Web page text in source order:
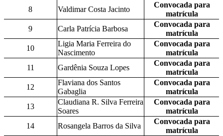
8
Valdimar Costa Jacinto
Convocada para
matrícula
9
Carla Patrícia Barbosa
Convocada para
matrícula
10
Ligia Maria Ferreira do
Nascimento
Convocada para
matrícula
11
Gardênia Souza Lopes
Convocada para
matrícula
12
Flaviana dos Santos
Gabaglia
Convocada para
matrícula
13
Claudiana R. Silva Ferreira
Soares
Convocada para
matrícula
14
Rosangela Barros da Silva
Convocada para
matrícula